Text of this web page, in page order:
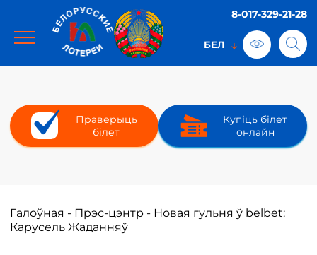
8-017-329-21-28
Праверыць
білет
Купіць білет
онлайн
Галоўная - Прэс-цэнтр - Новая гульня ў belbet:
Карусель Жаданняў